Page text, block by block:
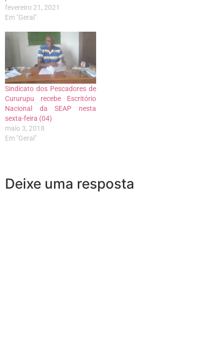
fevereiro 21, 2021
Em "Geral"
Sindicato dos Pescadores de
Cururupu recebe Escritório
Nacional da SEAP nesta
sexta-feira (04)
maio 3, 2018
Em "Geral"
Deixe uma resposta